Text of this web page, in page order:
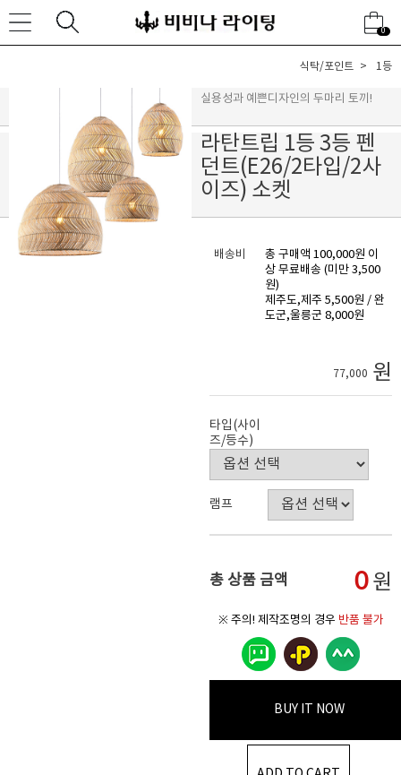
0
식탁/포인트 1등
실용성과 예쁜디자인의 두마리 토끼!
라탄트립 1등 3등 펜
던트(E26/2타입/2사
이즈) 소켓
배송비
총 구매액 100,000원 이
상 무료배송 (미만 3,500
원)
제주도,제주 5,500원 / 완
도군,울릉군 8,000원
77,000 원
타입(사이
즈/등수)
램프
총 상품 금액 0원
※ 주의! 제작조명의 경우 반품 불가
BUY IT NOW